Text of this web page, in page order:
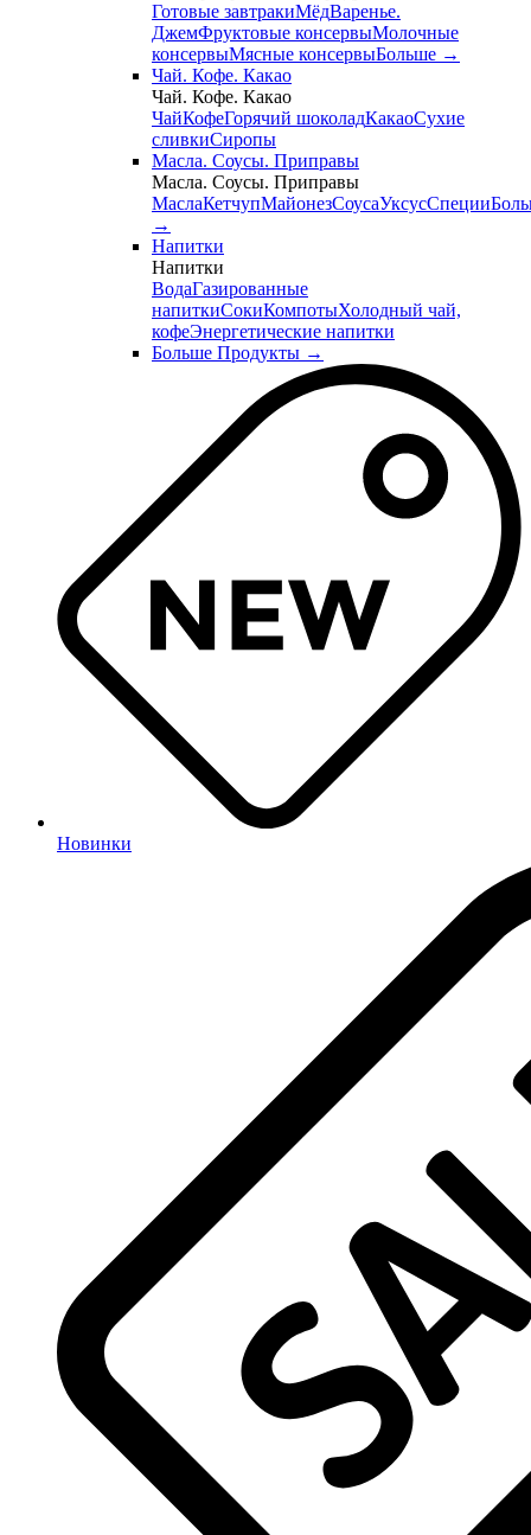
Готовые завтракиМёдВаренье.
ДжемФруктовые консервыМолочные
консервыМясные консервыБольше →
Чай. Кофе. Какао
Чай. Кофе. Какао
ЧайКофеГорячий шоколадКакаоСухие
сливкиСиропы
Масла. Соусы. Приправы
Масла. Соусы. Приправы
МаслаКетчупМайонезСоусаУксусСпеции
→
Напитки
Напитки
ВодаГазированные
напиткиСокиКомпотыХолодный чай,
кофеЭнергетические напитки
Больше Продукты →
Новинки